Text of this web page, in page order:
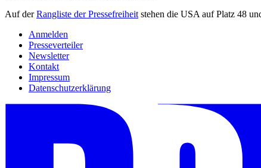
Auf derRangliste der Pressefreiheitstehen die USA auf Platz 48
Anmelden
Presseverteiler
Newsletter
Kontakt
Impressum
Datenschutzerklärung